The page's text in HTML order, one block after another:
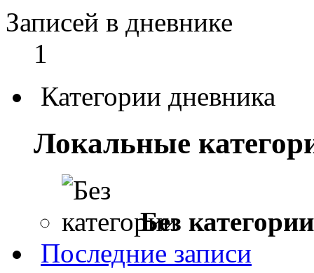
Записей в дневнике
1
Категории дневника
Локальные
Без категории
Последние записи